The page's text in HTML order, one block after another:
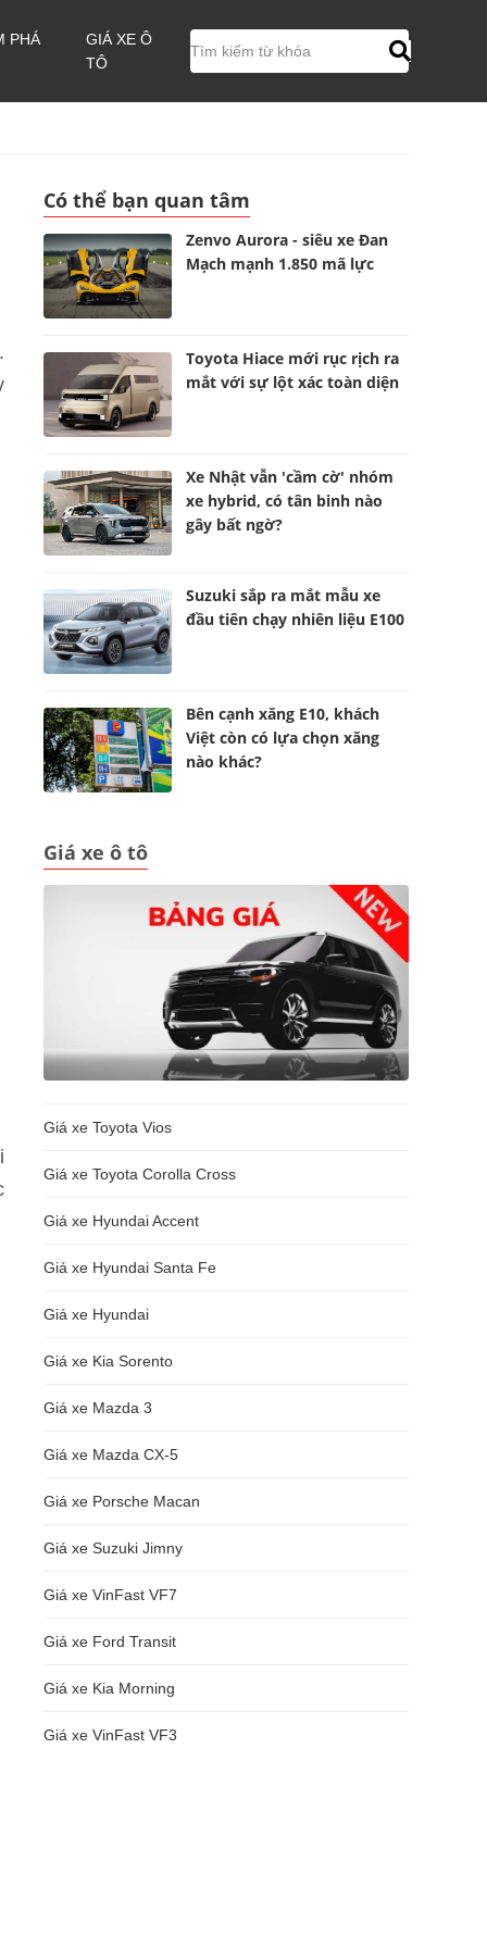
PHÁ
GIÁ XE Ô
TÔ
Có thể bạn quan tâm
Zenvo Aurora - siêu xe Đan
Mạch mạnh 1.850 mã lực
Toyota Hiace mới rục rịch ra
mắt với sự lột xác toàn diện
Xe Nhật vẫn 'cầm cờ' nhóm
xe hybrid, có tân binh nào
gây bất ngờ?
Suzuki sắp ra mắt mẫu xe
đầu tiên chạy nhiên liệu E100
Bên cạnh xăng E10, khách
Việt còn có lựa chọn xăng
nào khác?
Giá xe ô tô
Giá xe Toyota Vios
Giá xe Toyota Corolla Cross
Giá xe Hyundai Accent
Giá xe Hyundai Santa Fe
Giá xe Hyundai
Giá xe Kia Sorento
Giá xe Mazda 3
Giá xe Mazda CX-5
Giá xe Porsche Macan
Giá xe Suzuki Jimny
Giá xe VinFast VF7
Giá xe Ford Transit
Giá xe Kia Morning
Giá xe VinFast VF3